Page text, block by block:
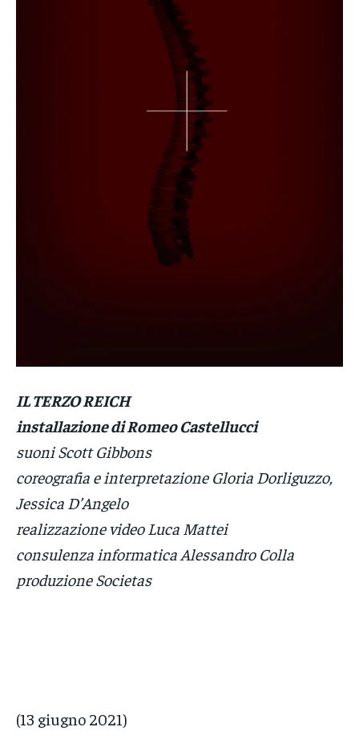
IL TERZO REICH
installazione di Romeo Castellucci
suoni Scott Gibbons
coreografia e interpretazione Gloria Dorliguzzo,
Jessica D’Angelo
realizzazione video Luca Mattei
consulenza informatica Alessandro Colla
produzione Societas
(13 giugno 2021)